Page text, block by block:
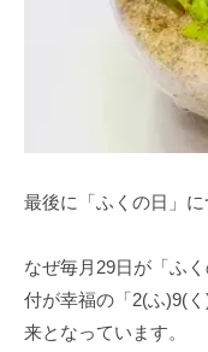
最後に「ふくの日」に
なぜ毎月29日が「ふ
付が幸福の「2(ふ)9(
来となっています。